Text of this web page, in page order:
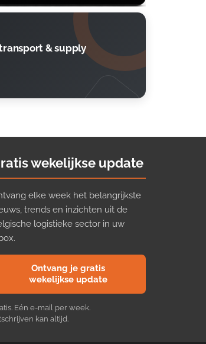
& supply
wekelijkse update
elke week het belangrijkste
trends en inzichten uit de
logistieke sector in uw
Ontvang je gratis
wekelijkse update
Eén e-mail per week.
kan altijd.